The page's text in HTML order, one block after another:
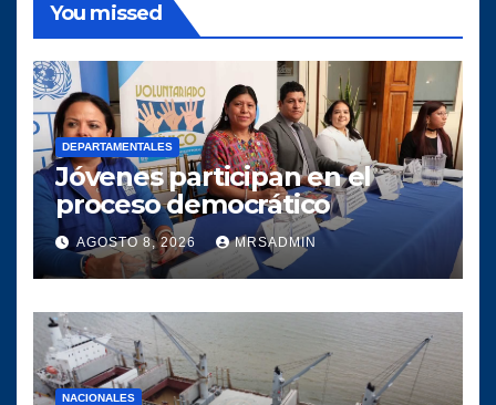
You missed
DEPARTAMENTALES
Jóvenes participan en el
proceso democrático
AGOSTO 8, 2026 MRSADMIN
NACIONALES